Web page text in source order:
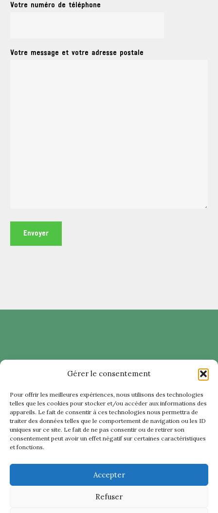
Gérer le consentement
Pour offrir les meilleures expériences, nous utilisons des technologies
telles que les cookies pour stocker et/ou accéder aux informations des
appareils. Le fait de consentir à ces technologies nous permettra de
traiter des données telles que le comportement de navigation ou les ID
uniques sur ce site. Le fait de ne pas consentir ou de retirer son
consentement peut avoir un effet négatif sur certaines caractéristiques
et fonctions.
Accepter
Refuser
Votre numéro de téléphone
Votre message et votre adresse postale
Continue (AFC)